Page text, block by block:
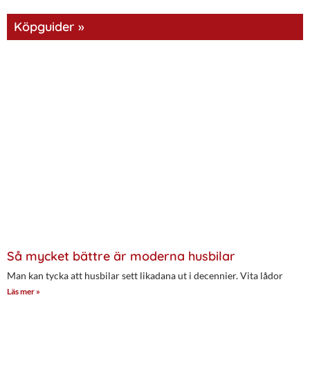
Köpguider »
Så mycket bättre är moderna husbilar
Man kan tycka att husbilar sett likadana ut i decennier. Vita lådor
Läs mer »